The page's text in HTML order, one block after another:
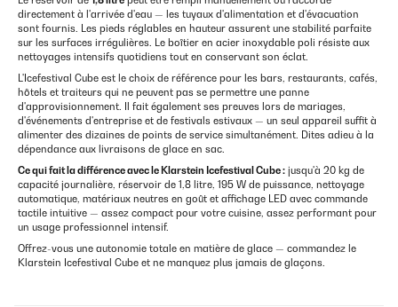
directement à l'arrivée d'eau — les tuyaux d'alimentation et d'évacuation
sont fournis. Les pieds réglables en hauteur assurent une stabilité parfaite
sur les surfaces irrégulières. Le boîtier en acier inoxydable poli résiste aux
nettoyages intensifs quotidiens tout en conservant son éclat.
L'Icefestival Cube est le choix de référence pour les bars, restaurants, cafés,
hôtels et traiteurs qui ne peuvent pas se permettre une panne
d'approvisionnement. Il fait également ses preuves lors de mariages,
d'événements d'entreprise et de festivals estivaux — un seul appareil suffit à
alimenter des dizaines de points de service simultanément. Dites adieu à la
dépendance aux livraisons de glace en sac.
Ce qui fait la différence avec le Klarstein Icefestival Cube : jusqu'à 20 kg de
capacité journalière, réservoir de 1,8 litre, 195 W de puissance, nettoyage
automatique, matériaux neutres en goût et affichage LED avec commande
tactile intuitive — assez compact pour votre cuisine, assez performant pour
un usage professionnel intensif.
Offrez-vous une autonomie totale en matière de glace — commandez le
Klarstein Icefestival Cube et ne manquez plus jamais de glaçons.